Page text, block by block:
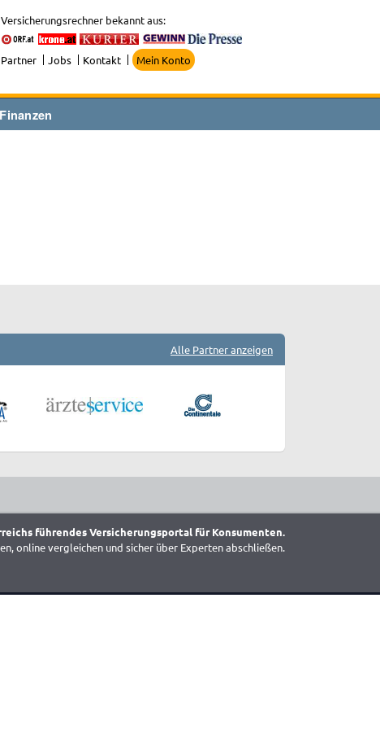
Versicherungsrechner bekannt aus:
Partner Jobs Kontakt Mein Konto
Finanzen
Alle Partner anzeigen
führendes Versicherungsportal für Konsumenten.
online vergleichen und sicher über Experten abschließen.